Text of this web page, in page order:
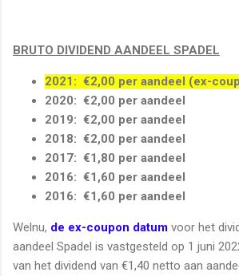
BRUTO DIVIDEND AANDEEL SPADEL
2021: €2,00 per aandeel (ex-
2020: €2,00 per aandeel
2019: €2,00 per aandeel
2018: €2,00 per aandeel
2017: €1,80 per aandeel
2016: €1,60 per aandeel
2016: €1,60 per aandeel
Welnu, de ex-coupon datum voor het
aandeel Spadel is vastgesteld op 1 juni
van het dividend van €1,40 netto aan